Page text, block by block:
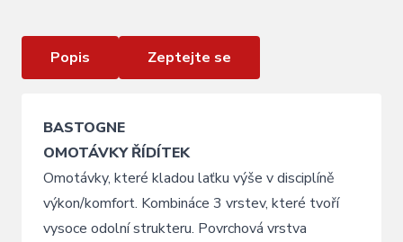
Popis Zeptejte se
BASTOGNE
OMOTÁVKY ŘÍDÍTEK
Omotávky, které kladou laťku výše v disciplíně
výkon/komfort. Kombináce 3 vrstev, které tvoří
vysoce odolní strukteru. Povrchová vrstva